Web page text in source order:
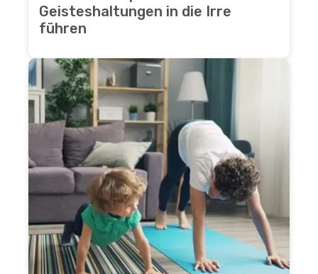
Geisteshaltungen in die Irre
führen